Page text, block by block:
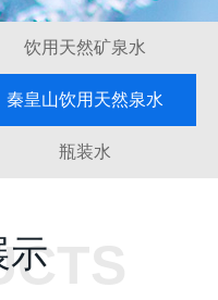
饮用天然矿泉水
秦皇山饮用天然泉水
瓶装水
示